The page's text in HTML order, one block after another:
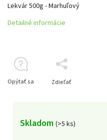
Skladom (>5 ks)
Lekvár 500g - Marhuľový
Detailné informácie
Opýtať sa Zdieľať